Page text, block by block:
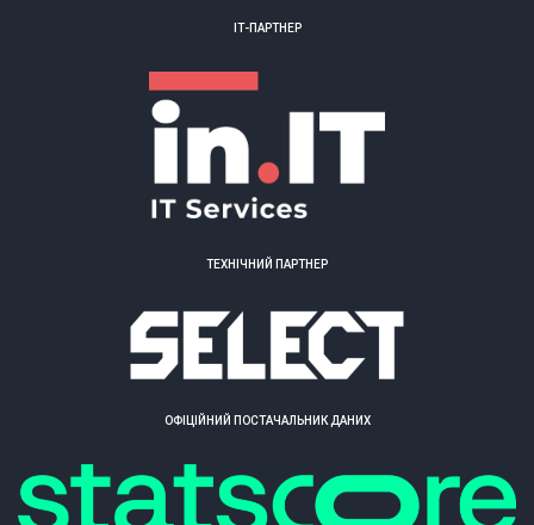
ІТ-ПАРТНЕР
ТЕХНІЧНИЙ ПАРТНЕР
ОФІЦІЙНИЙ ПОСТАЧАЛЬНИК ДАНИХ